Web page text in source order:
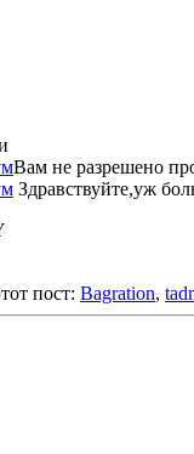
Вам не разрешено
Здравствуйте,уж
пост: Bagration,